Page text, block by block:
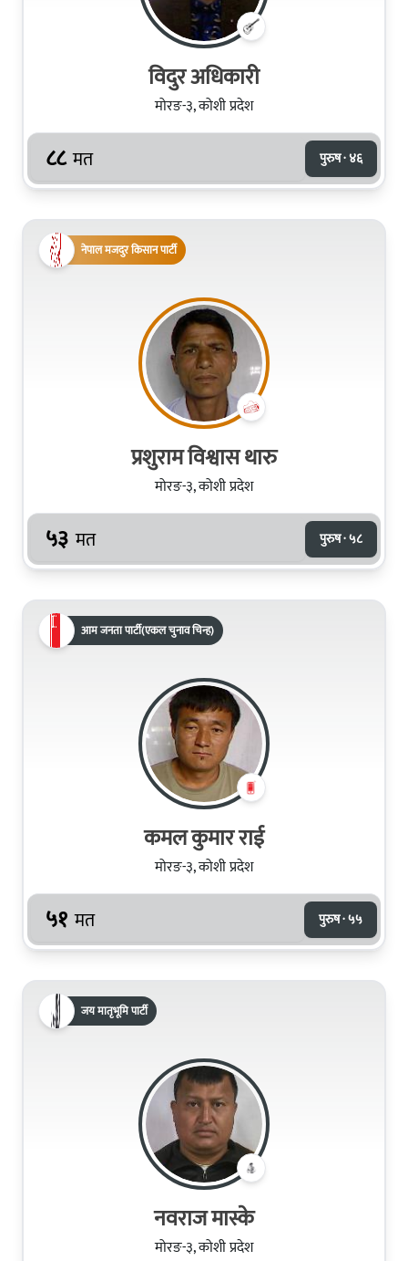
विदुर अधिकारी
मोरङ-३, कोशी प्रदेश
८८ मत पुरुष · ४६
नेपाल मजदुर किसान पार्टी
प्रशुराम विश्वास थारु
मोरङ-३, कोशी प्रदेश
५३ मत पुरुष · ५८
आम जनता पार्टी(एकल चुनाव चिन्ह)
कमल कुमार राई
मोरङ-३, कोशी प्रदेश
५१ मत पुरुष · ५५
जय मातृभूमि पार्टी
नवराज मास्के
मोरङ-३, कोशी प्रदेश